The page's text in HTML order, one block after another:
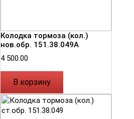
Колодка тормоза (кол.)
нов.обр. 151.38.049А
4 500.00
В корзину